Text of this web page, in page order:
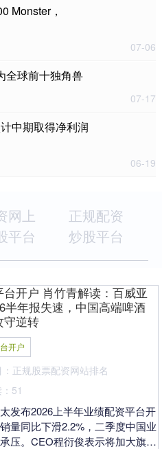
Monster，
07-06
全球前十独角兽
07-17
中期取得净利润
06-19
网上
平台
正规配资
炒股平台
台开户 肖竹青解读：百威亚
半年报失速，中国高端啤酒
守逆转
开户
：正规股票配资网站排名
51
发布2026上半年业绩配资平台开
量同比下滑2.2%，二季度中国业
压。CEO程衍俊表示将加大旗舰